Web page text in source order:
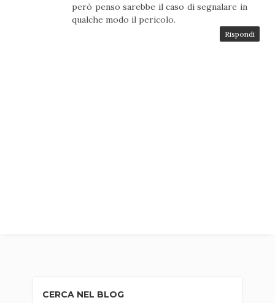
però penso sarebbe il caso di segnalare in
qualche modo il pericolo.
Rispondi
CERCA NEL BLOG